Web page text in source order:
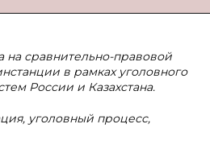
на сравнительно-правовой
в рамках уголовного
России и Казахстана.
уголовный процесс,